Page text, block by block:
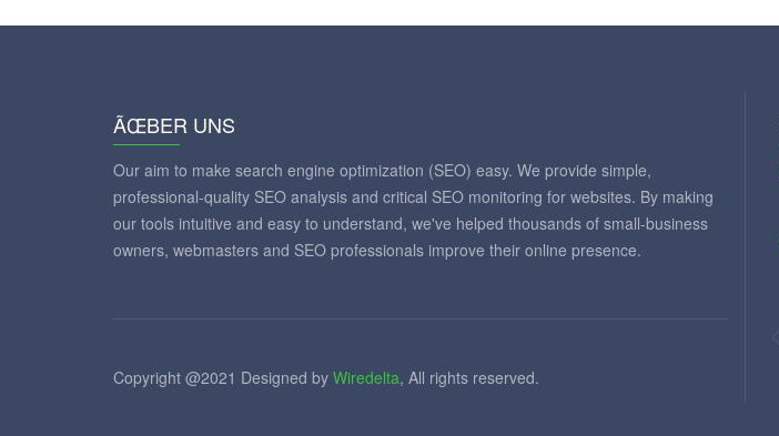
ÃŒBER UNS
Our aim to make search engine optimization (SEO) easy. We provide simple,
professional-quality SEO analysis and critical SEO monitoring for websites. By making
our tools intuitive and easy to understand, we've helped thousands of small-business
owners, webmasters and SEO professionals improve their online presence.
Copyright @2021 Designed by Wiredelta, All rights reserved.